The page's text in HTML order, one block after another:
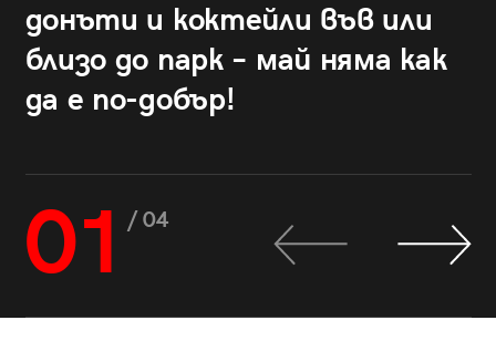
донъти и коктейли във или
близо до парк – май няма как
да е по-добър!
01 / 04